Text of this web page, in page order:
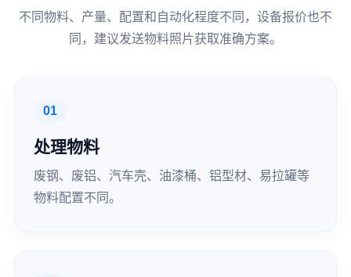
不同物料、产量、配置和自动化程度不同，设备报价也不
同，建议发送物料照片获取准确方案。
01
处理物料
废钢、废铝、汽车壳、油漆桶、铝型材、易拉罐等
物料配置不同。